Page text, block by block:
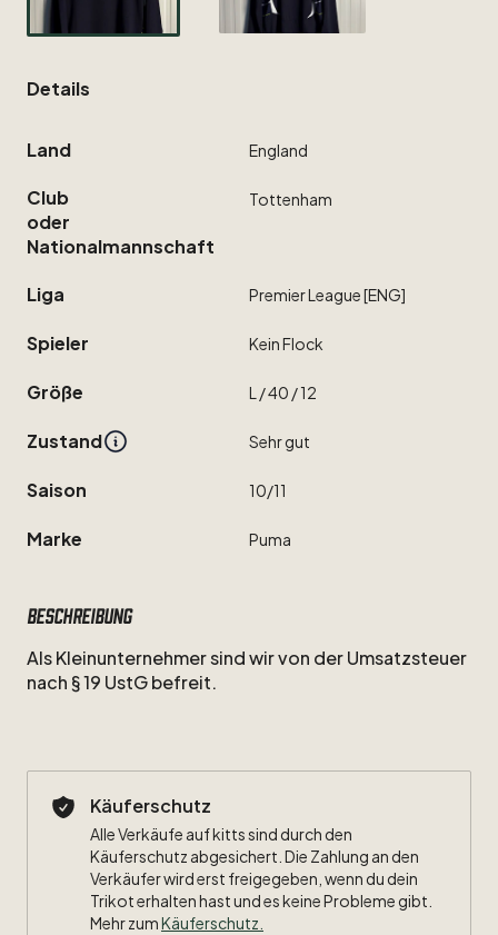
Details
Land England
Club
oder
Nationalmannschaft
Tottenham
Liga PremierLeague[ENG]
Spieler KeinFlock
Größe L ​/​40 ​/​12
Zustand Sehrgut
Saison 10​/​11
Marke Puma
Beschreibung
AlsKleinunternehmersindwirvon derUmsatzsteuer
nach §19 UstGbefreit.
Käuferschutz
Alle Verkäufe auf kitts sind durch den
Käuferschutz abgesichert. Die Zahlung an den
Verkäufer wird erst freigegeben, wenn du dein
Trikot erhalten hast und es keine Probleme gibt.
Mehr zumKäuferschutz